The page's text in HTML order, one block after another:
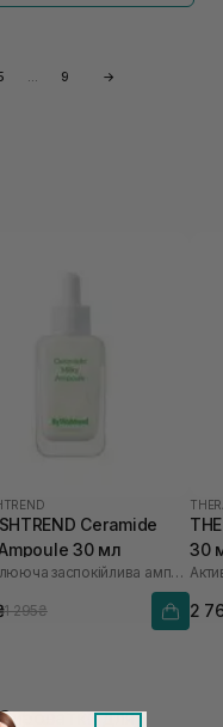
… 9 →
Ceramide
30 мл
Відновлююча заспокійлива ампула для обличчя
1 295₴
30
2
для